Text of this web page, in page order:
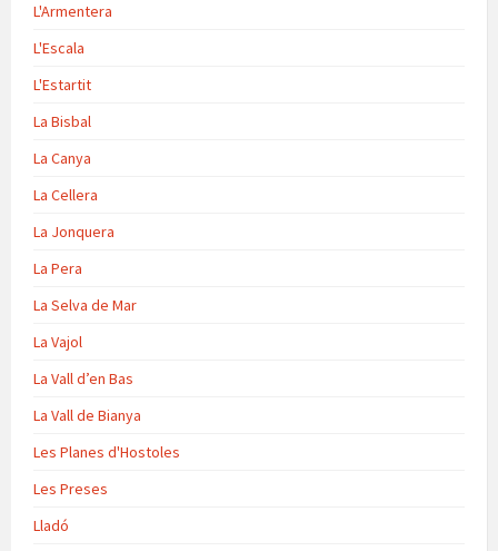
L'Armentera
L'Escala
L'Estartit
La Bisbal
La Canya
La Cellera
La Jonquera
La Pera
La Selva de Mar
La Vajol
La Vall d’en Bas
La Vall de Bianya
Les Planes d'Hostoles
Les Preses
Lladó